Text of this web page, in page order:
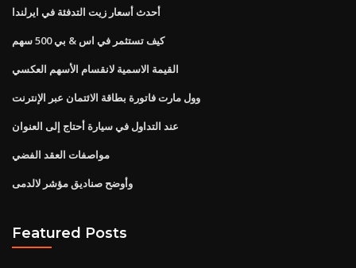
أحدث أسعار زيت التدفئة في ايرلندا
كيف تستثمر في اس & بي 500 سهم
القيمة الاسمية لانقسام الأسهم العكسي
وول مارت فاتورة بطاقة الائتمان عبر الإنترنت
عند التداول في سيارة أحتاج إلى العنوان
مواصفات العقد الفضي
وأوضح صناديق مؤشر لالدمى
Featured Posts